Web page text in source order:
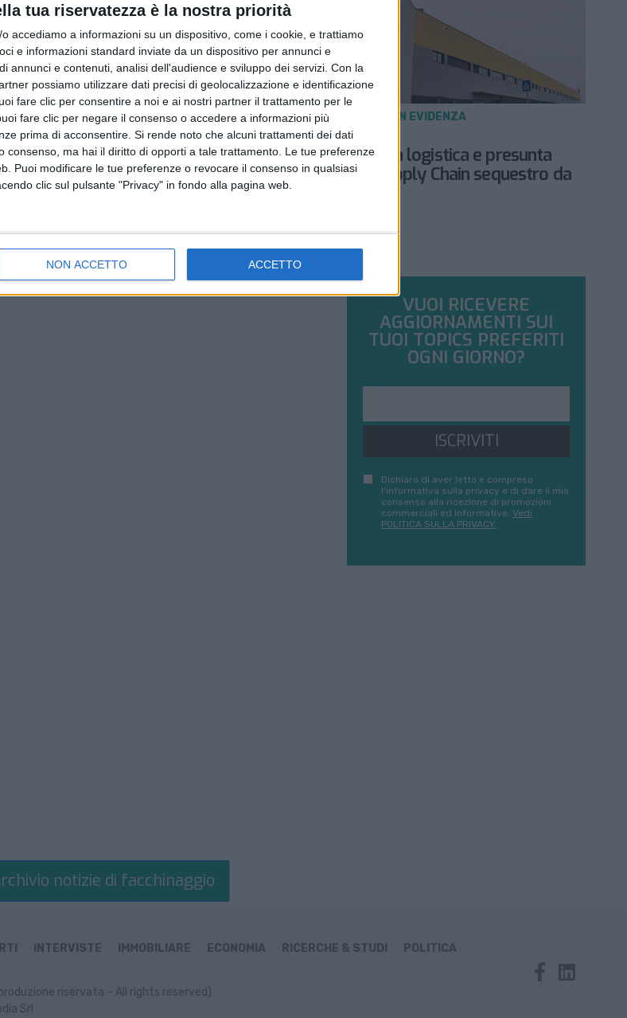
tua riservatezza è la nostra priorità
accediamo a informazioni su un dispositivo, come i cookie, e trattiamo
e informazioni standard inviate da un dispositivo per annunci e
annunci e contenuti, analisi dell'audience e sviluppo dei servizi. Con la
possiamo utilizzare dati precisi di geolocalizzazione e identificazione
fare clic per consentire a noi e ai nostri partner il trattamento per le
fare clic per negare il consenso o accedere a informazioni più
prima di acconsentire. Si rende noto che alcuni trattamenti dei dati
consenso, ma hai il diritto di opporti a tale trattamento. Le tue preferenze
Puoi modificare le tue preferenze o revocare il consenso in qualsiasi
clic sul pulsante "Privacy" in fondo alla pagina web.
NON ACCETTO ACCETTO
nella logistica:
Firenze un giro d’affari da 30
Manodopera nella logistica e presunta
frode: per Dhl Supply Chain sequestro da
20 milioni di euro
NOTIZIE E INTERVISTE IN EVIDENZA
7 GIUGNO 2021
VUOI RICEVERE
AGGIORNAMENTI SUI
TUOI TOPICS PREFERITI
OGNI GIORNO?
ISCRIVITI
Dichiaro di aver letto e compreso
l'informativa sulla privacy e di dare il mio
consenso alla ricezione di promozioni
commerciali ed informative. Vedi
POLITICA SULLA PRIVACY.
notizie di facchinaggio
INTERVISTE IMMOBILIARE ECONOMIA RICERCHE & STUDI
POLITICA
riservata – All rights reserved)
Srl